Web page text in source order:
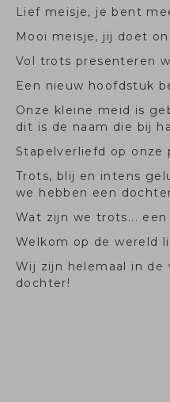
Lief meisje, je bent
Mooi meisje, jij doet
Vol trots presenteren
Een nieuw hoofdstuk
Onze kleine meid is
dit is de naam die bij
Stapelverliefd op onze
Trots, blij en intens
we hebben een
Wat zijn we trots...
Welkom op de wereld
Wij zijn helemaal in de
dochter!